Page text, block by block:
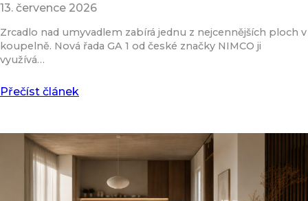
13. července 2026
Zrcadlo nad umyvadlem zabírá jednu z nejcennějších ploch v
koupelně. Nová řada GA 1 od české značky NIMCO ji
využívá…
Přečíst článek